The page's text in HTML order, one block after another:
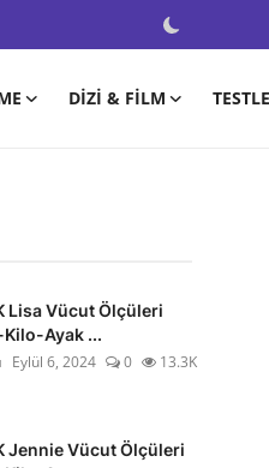
DIZI & FILM
Lisa Vücut Ölçüleri
Ayak ...
Eylül 6, 2024 0 13.3K
Jennie Vücut Ölçüleri